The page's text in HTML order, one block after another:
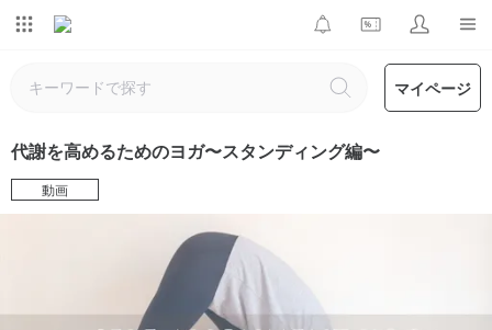
マイページ
代謝を高めるためのヨガ〜スタンディング編〜
動画